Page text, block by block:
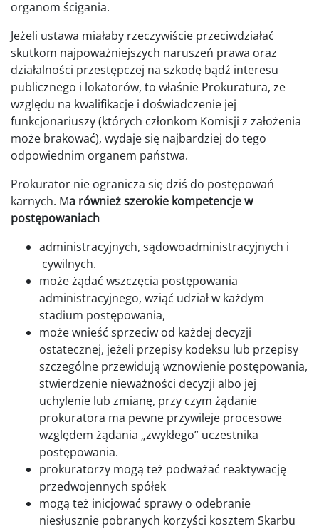
organom ścigania.
Jeżeli ustawa miałaby rzeczywiście przeciwdziałać
skutkom najpoważniejszych naruszeń prawa oraz
działalności przestępczej na szkodę bądź interesu
publicznego i lokatorów, to właśnie Prokuratura, ze
względu na kwalifikacje i doświadczenie jej
funkcjonariuszy (których członkom Komisji z założenia
może brakować), wydaje się najbardziej do tego
odpowiednim organem państwa.
Prokurator nie ogranicza się dziś do postępowań
karnych. Ma również szerokie kompetencje w
postępowaniach
administracyjnych, sądowoadministracyjnych i
cywilnych.
może żądać wszczęcia postępowania
administracyjnego, wziąć udział w każdym
stadium postępowania,
może wnieść sprzeciw od każdej decyzji
ostatecznej, jeżeli przepisy kodeksu lub przepisy
szczególne przewidują wznowienie postępowania,
stwierdzenie nieważności decyzji albo jej
uchylenie lub zmianę, przy czym żądanie
prokuratora ma pewne przywileje procesowe
względem żądania „zwykłego” uczestnika
postępowania.
prokuratorzy mogą też podważać reaktywację
przedwojennych spółek
mogą też inicjować sprawy o odebranie
niesłusznie pobranych korzyści kosztem Skarbu